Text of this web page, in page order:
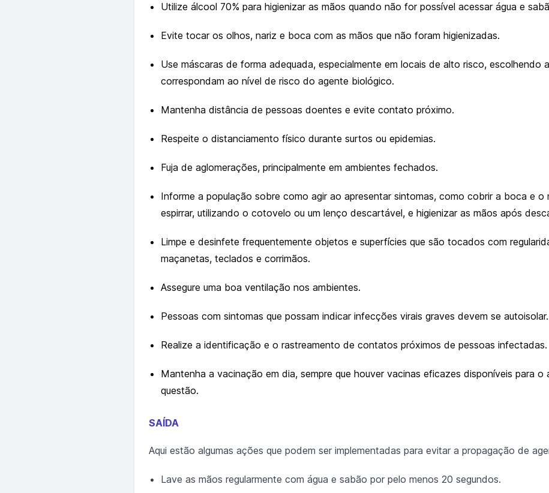
Utilize álcool 70% para higienizar as mãos quando não for possível acessar água e
Evite tocar os olhos, nariz e boca com as mãos que não foram higienizadas.
Use máscaras de forma adequada, especialmente em locais de alto risco, escolhendo
correspondam ao nível de risco do agente biológico.
Mantenha distância de pessoas doentes e evite contato próximo.
Respeite o distanciamento físico durante surtos ou epidemias.
Fuja de aglomerações, principalmente em ambientes fechados.
Informe a população sobre como agir ao apresentar sintomas, como cobrir a boca e o
espirrar, utilizando o cotovelo ou um lenço descartável, e higienizar as mãos após
Limpe e desinfete frequentemente objetos e superfícies que são tocados com
maçanetas, teclados e corrimãos.
Assegure uma boa ventilação nos ambientes.
Pessoas com sintomas que possam indicar infecções virais graves devem se autoisolar.
Realize a identificação e o rastreamento de contatos próximos de pessoas infectadas.
Mantenha a vacinação em dia, sempre que houver vacinas eficazes disponíveis para o
questão.
SAÍDA
Aqui estão algumas ações que podem ser implementadas para evitar a propagação de
Lave as mãos regularmente com água e sabão por pelo menos 20 segundos.